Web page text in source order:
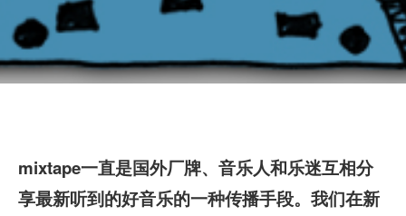
mixtape一直是国外厂牌、音乐人和乐迷互相分
享最新听到的好音乐的一种传播手段。我们在新